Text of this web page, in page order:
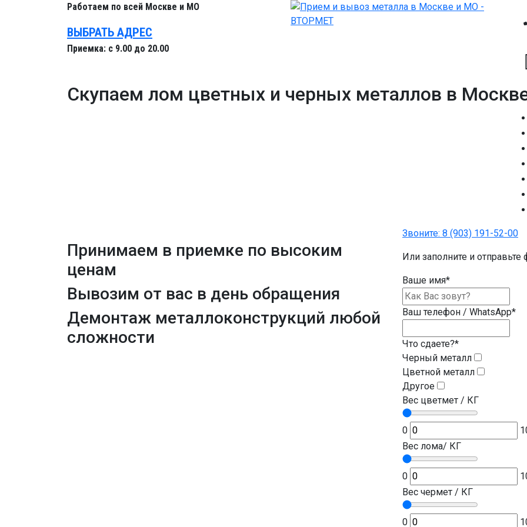
Работаем по всей Москве и МО
ВЫБРАТЬ АДРЕС
Приемка: с 9.00 до 20.00
Скупаем лом цветных и черных металлов в
Принимаем в приемке по высоким
ценам
Вывозим от вас в день обращения
Демонтаж металлоконструкций любой
сложности
Звоните: 8 (903) 191-52-00
Или заполните и отправьте
Ваше имя*
Ваш телефон / WhatsApp*
Что сдаете?*
Черный металл
Цветной металл
Другое
Вес цветмет / КГ
0
Вес лома/ КГ
0
Вес чермет / КГ
0